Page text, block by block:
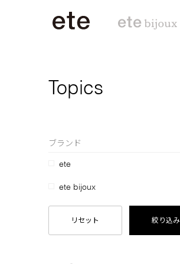
Topics
ブランド
ete
ete bijoux
リセット 絞り込み